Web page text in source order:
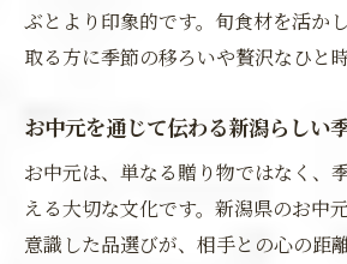
ぶとより印象的です。旬食材を活か
取る方に季節の移ろいや贅沢なひと
お中元を通じて伝わる新潟らしい
お中元は、単なる贈り物ではなく、
える大切な文化です。新潟県のお中
意識した品選びが、相手との心の距